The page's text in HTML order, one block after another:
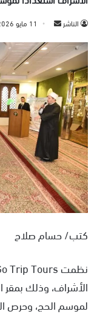
الناشر
ل
ب
ر
ي
ل
ك
ت
ر
ن
ا
11 مايو 2026
كتب/ حسام صلاح
الأشراف، وذلك بمقر
لموسم الحج، وحرص